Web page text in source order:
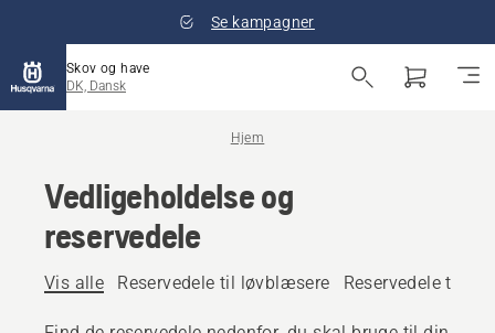
Se kampagner
Skov og have
DK, Dansk
Hjem
Vedligeholdelse og
reservedele
Vis alle Reservedele til løvblæsere Reservedele til